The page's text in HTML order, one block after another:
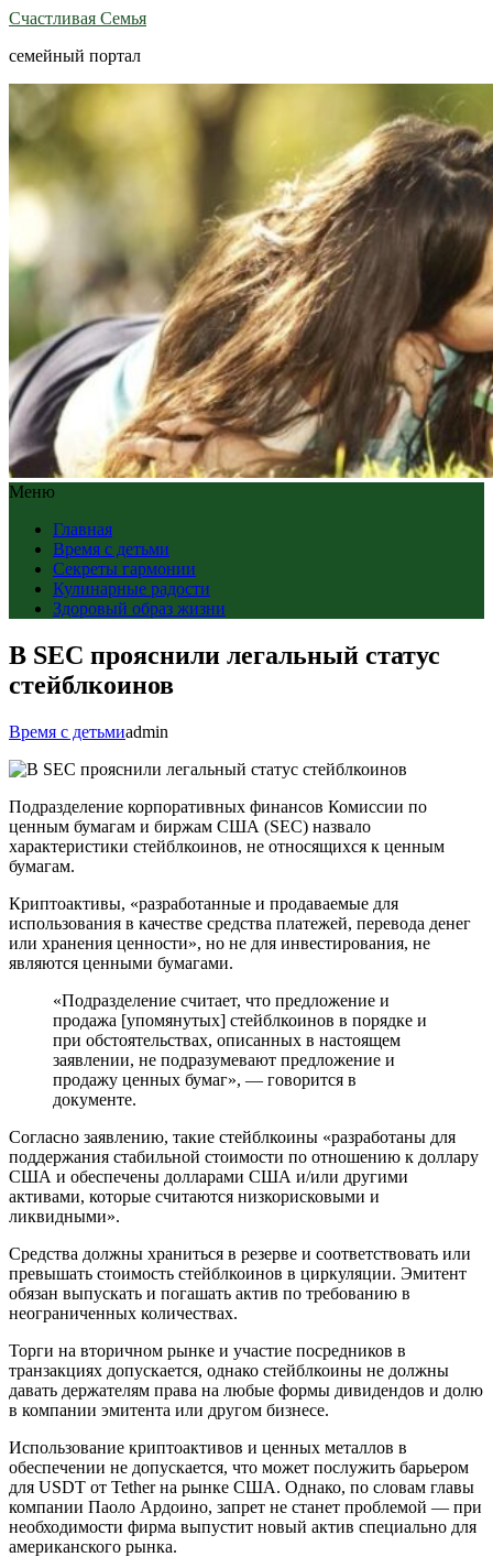
Счастливая Семья
семейный портал
Меню
Главная
Время с детьми
Секреты гармонии
Кулинарные радости
Здоровый образ жизни
В SEC прояснили легальный статус
стейблкоинов
Время с детьмиadmin
Подразделение корпоративных финансов Комиссии по
ценным бумагам и биржам США (SEC) назвало
характеристики стейблкоинов, не относящихся к ценным
бумагам.
Криптоактивы, «разработанные и продаваемые для
использования в качестве средства платежей, перевода денег
или хранения ценности», но не для инвестирования, не
являются ценными бумагами.
«Подразделение считает, что предложение и
продажа [упомянутых] стейблкоинов в порядке и
при обстоятельствах, описанных в настоящем
заявлении, не подразумевают предложение и
продажу ценных бумаг», — говорится в
документе.
Согласно заявлению, такие стейблкоины «разработаны для
поддержания стабильной стоимости по отношению к доллару
США и обеспечены долларами США и/или другими
активами, которые считаются низкорисковыми и
ликвидными».
Средства должны храниться в резерве и соответствовать или
превышать стоимость стейблкоинов в циркуляции. Эмитент
обязан выпускать и погашать актив по требованию в
неограниченных количествах.
Торги на вторичном рынке и участие посредников в
транзакциях допускается, однако стейблкоины не должны
давать держателям права на любые формы дивидендов и долю
в компании эмитента или другом бизнесе.
Использование криптоактивов и ценных металлов в
обеспечении не допускается, что может послужить барьером
для USDT от Tether на рынке США. Однако, по словам главы
компании Паоло Ардоино, запрет не станет проблемой — при
необходимости фирма выпустит новый актив специально для
американского рынка.